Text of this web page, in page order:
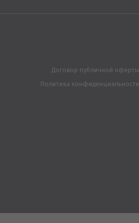
Договор публичной оферты
Политика конфиденциальности